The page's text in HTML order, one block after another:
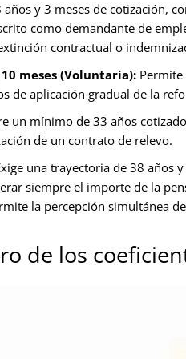
y 3 meses de cotización,
como demandante de
contractual o
meses (Voluntaria):
de aplicación gradual de la
un mínimo de 33 años
de un contrato de relevo.
una trayectoria de 38 años
siempre el importe de la
la percepción simultánea
de los